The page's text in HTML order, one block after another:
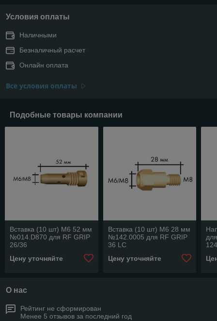
Условия оплаты
Наличными
Безналичный расчет
Онлайн оплата
Все условия оплаты
Подобные товары компании
Вставка (10 шт) М6 52 мм
№014.D870 для RF GRIP
26/36
Цену уточняйте
Вставка (10 шт) М6 28 мм
№142.0005 для RF GRIP
36 LC
Цену уточняйте
О нас
Рейтинг не сформирован
Менее 5 отзывов за последний год